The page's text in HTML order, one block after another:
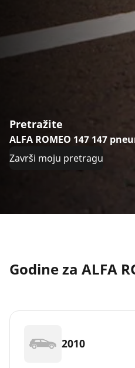
Pretražite
ALFA ROMEO 147 147
Završi moju pretragu
Godine za ALFA
2010